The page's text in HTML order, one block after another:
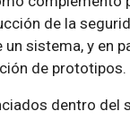
de la
sistema, y en
de prototipos.
dentro del